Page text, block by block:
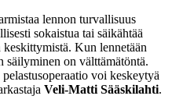
lennon turvallisuus
sokaistua tai säikähtää
Kun lennetään
säilyminen on välttämätöntä.
voi keskeytyä
Veli-Matti Sääskilahti.